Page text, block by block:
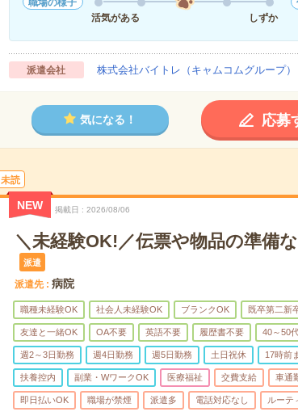
職場の様子
活気がある
しずか
派遣会社 株式会社バイトレ（キャムコムグループ）
気になる！ 応募
未読
NEW 掲載日 2026/08/06
＼未経験OK!／伝票や物品の準備
派遣
派遣先 病院
職種未経験OK 社会人未経験OK ブランクOK 既卒第二新
友達と一緒OK OA不要 英語不要 履歴書不要 40～50
週2～3日勤務 週4日勤務 週5日勤務 土日祝休 17時前
扶養控内 副業・WワークOK 医療福祉 交費支給 車通
即日払いOK 職場が禁煙 派遣多 電話対応なし ルーテ